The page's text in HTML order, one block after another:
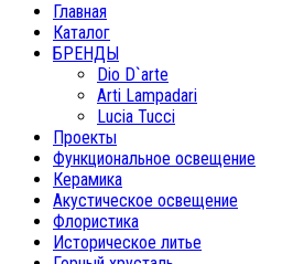
Главная
Каталог
БРЕНДЫ
Dio D`arte
Arti Lampadari
Lucia Tucci
Проекты
Функциональное освещение
Керамика
Акустическое освещение
Флористика
Историческое литье